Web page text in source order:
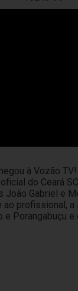
à Vozão TV!
do Ceará
João Gabriel e
ao profissional,
e Porangabuçu e